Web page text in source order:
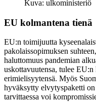
Kuva: ulkoministeriö
EU kolmantena tienä
EU:n toimijuutta
pakolaissopimuksen
haluttomuus pandemian
uskottavuutensa, tulee EU:n
erimielisyytensä. Myös
hyväksytty elvytyspaketti
tarvittaessa voi